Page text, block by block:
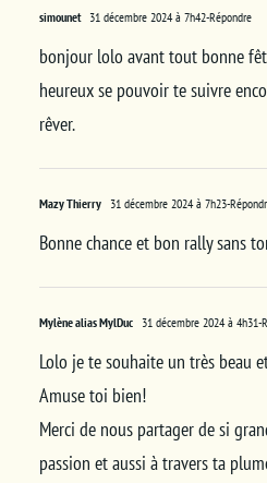
simounet 31 décembre 2024 à 7h42-Répondre
bonjour lolo avant tout bonne
heureux se pouvoir te suivre
rêver.
Mazy Thierry 31 décembre 2024 à 7h23-
Bonne chance et bon rally sans
Mylène alias MylDuc 31 décembre 2024 à 4h31-
Lolo je te souhaite un très beau
Amuse toi bien!
Merci de nous partager de si
passion et aussi à travers ta